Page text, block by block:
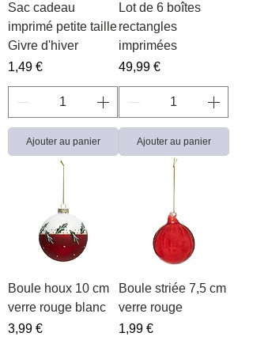
Sac cadeau
imprimé petite taille
Givre d'hiver
Prix
1,49 €
Ajouter au panier
Lot de 6 boîtes
rectangles
imprimées
Prix
49,99 €
Ajouter au panier
Boule houx 10 cm
verre rouge blanc
Prix
3,99 €
Boule striée 7,5 cm
verre rouge
Prix
1,99 €